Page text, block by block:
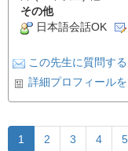
その他
日本語会話OK
この先生に質問する
詳細プロフィール
1 2 3 4 5